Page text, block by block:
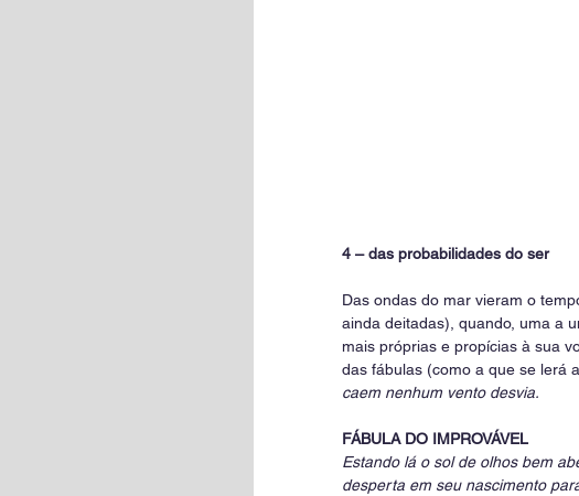
4 – das probabilidades do ser
Das ondas do mar vieram o
ainda deitadas), quando, uma a
mais próprias e propícias à sua
das fábulas (como a que se lerá
caem nenhum vento desvia.
FÁBULA DO IMPROVÁVEL
Estando lá o sol de olhos bem
desperta em seu nascimento